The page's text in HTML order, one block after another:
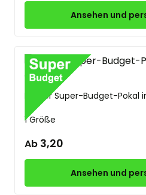
Ansehen und
Kleiner Super-Budget-Pokal
1 Größe
Ab 3,20
Ansehen und